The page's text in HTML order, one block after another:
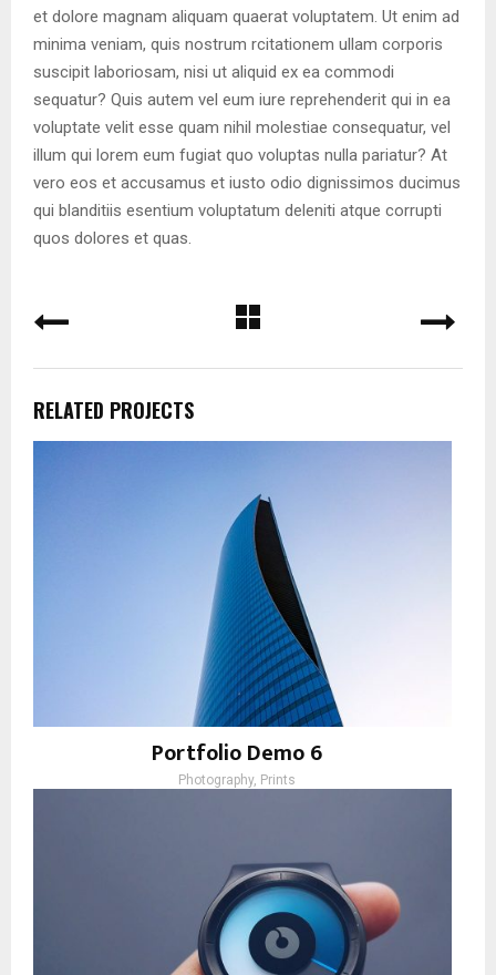
et dolore magnam aliquam quaerat voluptatem. Ut enim ad
minima veniam, quis nostrum rcitationem ullam corporis
suscipit laboriosam, nisi ut aliquid ex ea commodi
sequatur? Quis autem vel eum iure reprehenderit qui in ea
voluptate velit esse quam nihil molestiae consequatur, vel
illum qui lorem eum fugiat quo voluptas nulla pariatur? At
vero eos et accusamus et iusto odio dignissimos ducimus
qui blanditiis esentium voluptatum deleniti atque corrupti
quos dolores et quas.
RELATED PROJECTS
Portfolio Demo 6
Photography, Prints